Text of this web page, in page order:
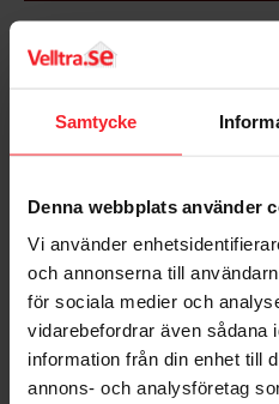
Samtycke
Denna webbplats använder
Vi använder
och annonserna till
för sociala medier och
vidarebefordrar även sådana
information från din enhet till
annons- och analysföretag
Antal: 200stk
Bedømmelser
Bliv den første, der giver en